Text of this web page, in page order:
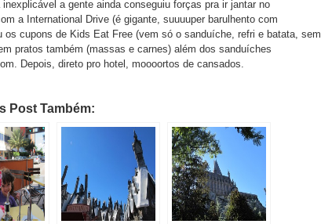
a gente ainda conseguiu forças pra ir jantar no
a International Drive (é gigante, suuuuper barulhento com
os cupons de Kids Eat Free (vem só o sanduíche, refri e batata, sem
pratos também (massas e carnes) além dos sanduíches
Depois, direto pro hotel, moooortos de cansados.
Post Também: